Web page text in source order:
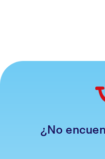
¿No